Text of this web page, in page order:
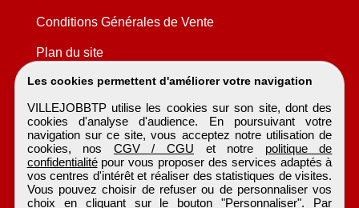
Les cookies permettent d'améliorer votre navigation
VILLEJOBBTP utilise les cookies sur son site, dont des
cookies d'analyse d'audience. En poursuivant votre
navigation sur ce site, vous acceptez notre utilisation de
cookies, nos CGV / CGU et notre politique de
confidentialitépour vous proposer des services adaptés à
vos centres d'intérêt et réaliser des statistiques de visites.
Vous pouvez choisir de refuser ou de personnaliser vos
choix en cliquant sur le bouton "Personnaliser". Par
Conditions Générales de Vente
Plan du site